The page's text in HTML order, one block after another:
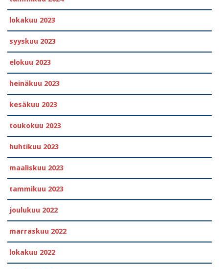
lokakuu 2023
syyskuu 2023
elokuu 2023
heinäkuu 2023
kesäkuu 2023
toukokuu 2023
huhtikuu 2023
maaliskuu 2023
tammikuu 2023
joulukuu 2022
marraskuu 2022
lokakuu 2022